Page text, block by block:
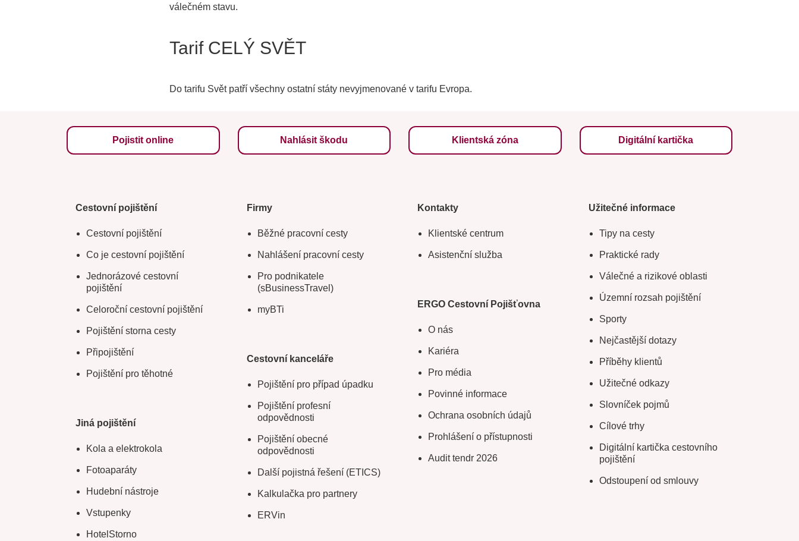
válečném stavu.
Tarif CELÝ SVĚT
Do tarifu Svět patří všechny ostatní státy nevyjmenované v tarifu Evropa.
Pojistit online Nahlásit škodu Klientská zóna Digitální kartička
Cestovní pojištění
Cestovní pojištění
Co je cestovní pojištění
Jednorázové cestovní
pojištění
Celoroční cestovní pojištění
Pojištění storna cesty
Připojištění
Pojištění pro těhotné
Jiná pojištění
Kola a elektrokola
Fotoaparáty
Hudební nástroje
Vstupenky
HotelStorno
Firmy
Běžné pracovní cesty
Nahlášení pracovní cesty
Pro podnikatele
(sBusinessTravel)
myBTi
Cestovní kanceláře
Pojištění pro případ úpadku
Pojištění profesní
odpovědnosti
Pojištění obecné
odpovědnosti
Další pojistná řešení (ETICS)
Kalkulačka pro partnery
ERVin
Kontakty
Klientské centrum
Asistenční služba
ERGO Cestovní Pojišťovna
O nás
Kariéra
Pro média
Povinné informace
Ochrana osobních údajů
Prohlášení o přístupnosti
Audit tendr 2026
Užitečné informace
Tipy na cesty
Praktické rady
Válečné a rizikové oblasti
Územní rozsah pojištění
Sporty
Nejčastější dotazy
Příběhy klientů
Užitečné odkazy
Slovníček pojmů
Cílové trhy
Digitální kartička cestovního
pojištění
Odstoupení od smlouvy